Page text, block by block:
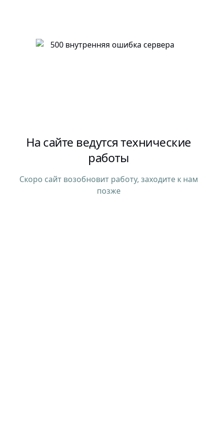
На сайте ведутся технические
работы
Скоро сайт возобновит работу, заходите к нам
позже